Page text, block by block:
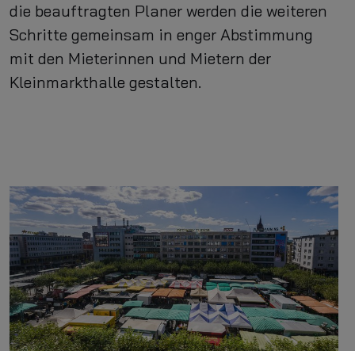
die beauftragten Planer werden die weiteren
Schritte gemeinsam in enger Abstimmung
mit den Mieterinnen und Mietern der
Kleinmarkthalle gestalten.